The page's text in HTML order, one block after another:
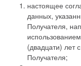
настоящее
данных,
Получателя,
(двадцати) лет
Получателя;